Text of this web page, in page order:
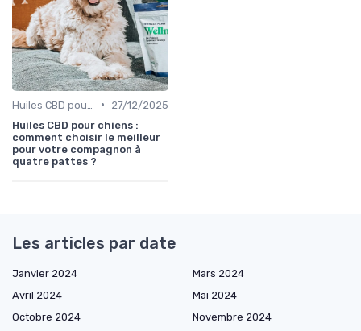
•
27/12/2025
Huiles CBD pour chiens :
comment choisir le meilleur
pour votre compagnon à
quatre pattes ?
Les articles par date
Janvier 2024
Mars 2024
Avril 2024
Mai 2024
Octobre 2024
Novembre 2024